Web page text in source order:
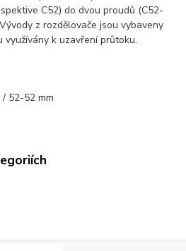
C52) do dvou proudů (C52-
z rozdělovače jsou vybaveny
k uzavření průtoku.
52-52 mm